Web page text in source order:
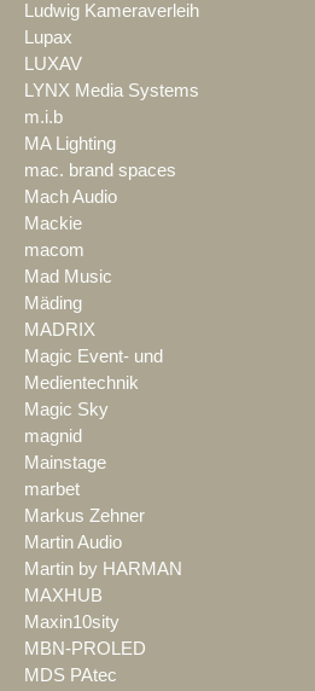
Ludwig Kameraverleih
Lupax
LUXAV
LYNX Media Systems
m.i.b
MA Lighting
mac. brand spaces
Mach Audio
Mackie
macom
Mad Music
Mäding
MADRIX
Magic Event- und
Medientechnik
Magic Sky
magnid
Mainstage
marbet
Markus Zehner
Martin Audio
Martin by HARMAN
MAXHUB
Maxin10sity
MBN-PROLED
MDS PAtec